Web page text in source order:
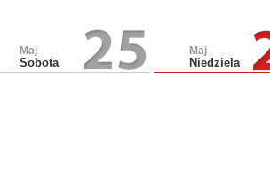
Maj
Sobota
Maj
Niedziela